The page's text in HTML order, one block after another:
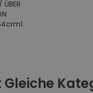
Gleiche